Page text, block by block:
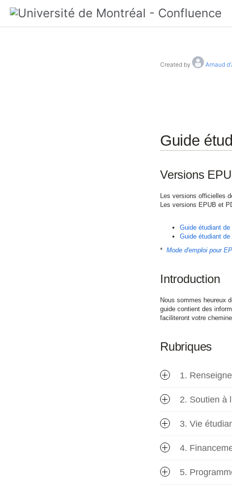
Created by Arnaud
Guide
Versions
Les versions officielles
Les versions EPUB et
Guide étudiant
Guide étudiant
* Mode d'emploi pour
Introduction
Nous sommes heureux
guide contient des
faciliteront votre
Rubriques
1.
2. Soutien à
3. Vie
4.
5.